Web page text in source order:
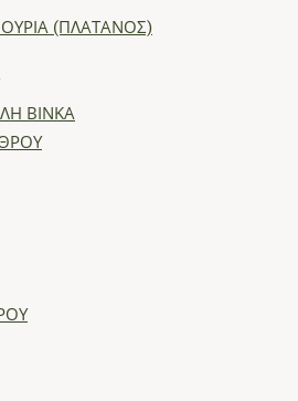
(ΠΛΑΤΑΝΟΣ)
ΒΙΝΚΑ